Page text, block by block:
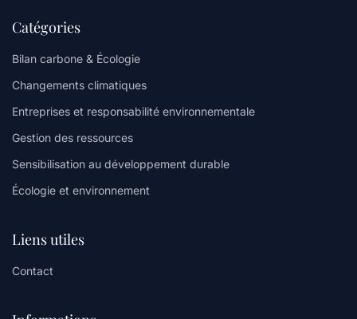
Catégories
Bilan carbone & Écologie
Changements climatiques
Entreprises et responsabilité environnementale
Gestion des ressources
Sensibilisation au développement durable
Écologie et environnement
Liens utiles
Contact